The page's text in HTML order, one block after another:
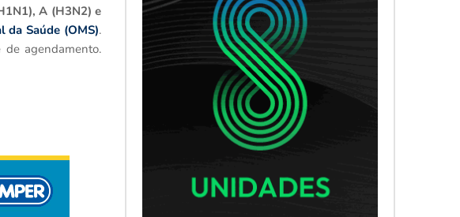
A (H3N2) e
da Saúde (OMS).
de agendamento.